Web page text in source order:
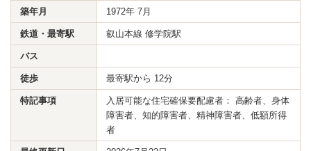
築年月 1972年 7月
鉄道・最寄駅 叡山本線 修学院駅
バス
徒歩 最寄駅から 12分
特記事項
入居可能な住宅確保要配慮者： 高齢者、身体
障害者、知的障害者、精神障害者、低額所得
者